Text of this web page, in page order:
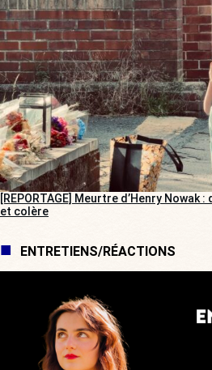
[REPORTAGE] Meurtre d’Henry
et colère
ENTRETIENS/RÉACTIONS